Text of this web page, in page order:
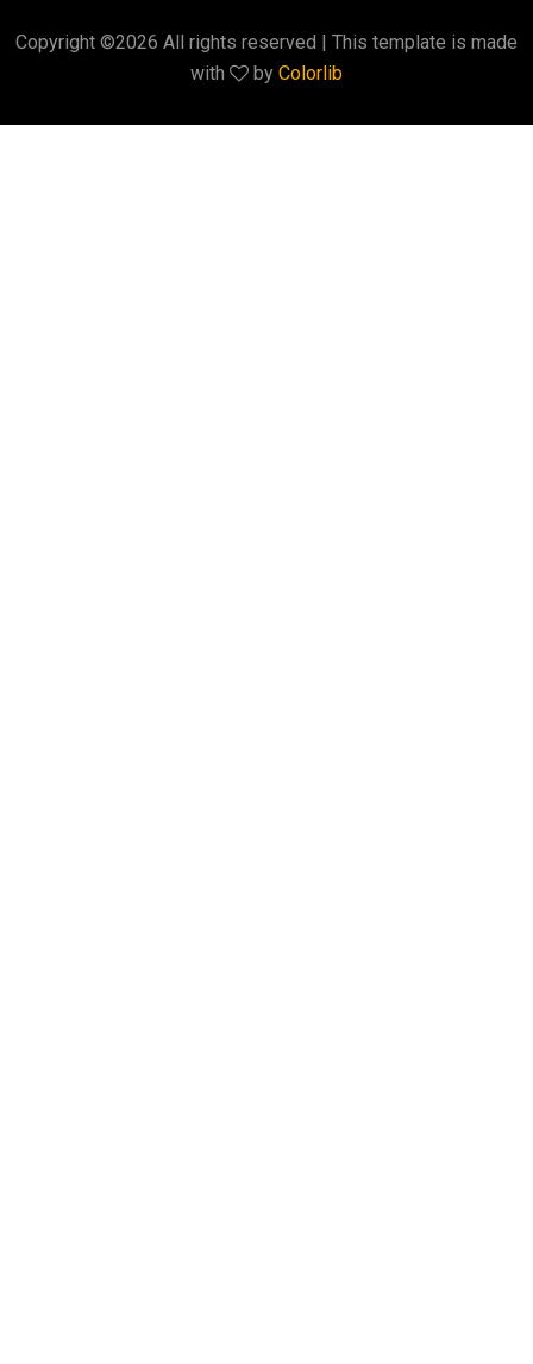
Copyright ©2026 All rights reserved | This template is made
with
by Colorlib